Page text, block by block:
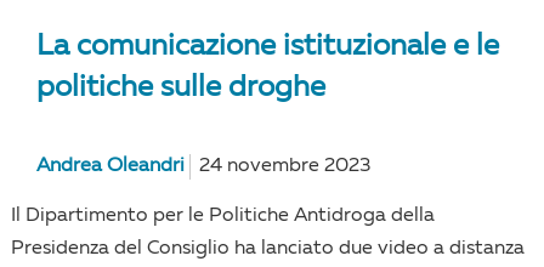
La comunicazione istituzionale e le
politiche sulle droghe
Andrea Oleandri 24 novembre 2023
Il Dipartimento per le Politiche Antidroga della
Presidenza del Consiglio ha lanciato due video a distanza